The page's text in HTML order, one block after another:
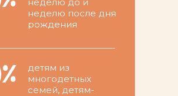
неделю после дня
рождения
детям из
многодетных
семей, детям-